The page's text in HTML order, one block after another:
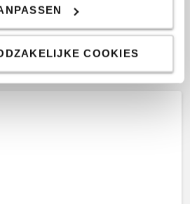
COOKIES
truckvloot met Toyota
vorkheftrucks